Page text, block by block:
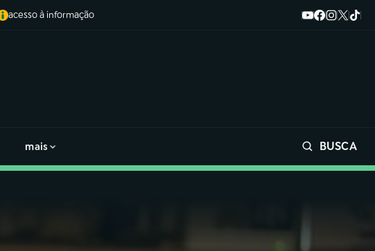
acesso à informação
mais BUSCA